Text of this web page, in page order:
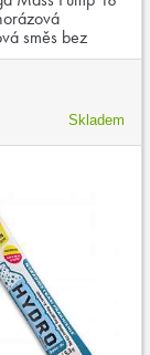
směs bez
Skladem